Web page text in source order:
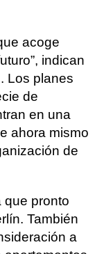
acoge
indican
Los planes
de
en una
ahora mismo
de
que pronto
También
a